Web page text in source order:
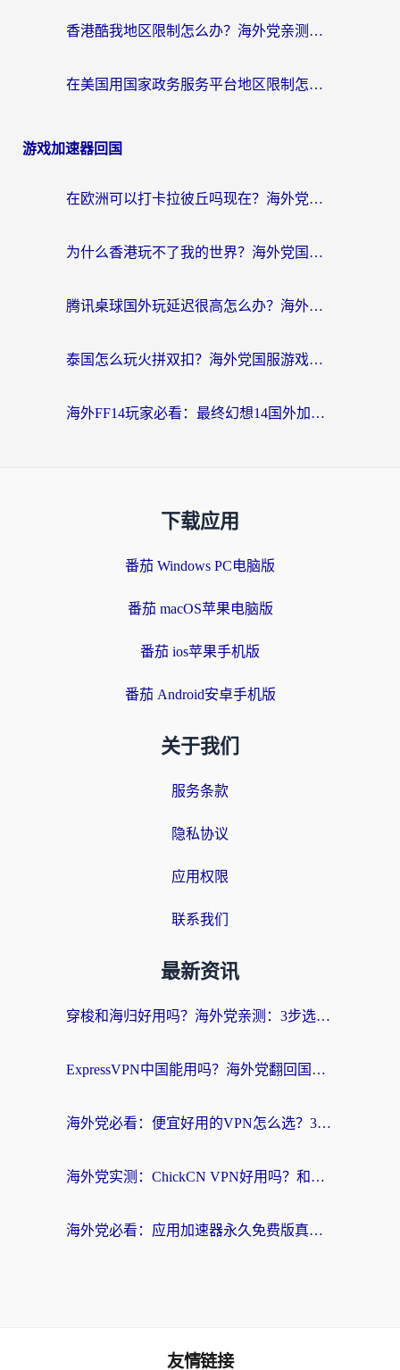
香港酷我地区限制怎么办？海外党亲测有效的回国加速方案来了
在美国用国家政务服务平台地区限制怎么办？海外华人必备的突破攻略（附追剧看片技巧）
游戏加速器回国
在欧洲可以打卡拉彼丘吗现在？海外党国服游戏加速器终极避坑指南
为什么香港玩不了我的世界？海外党国服游戏加速终极解决方案
腾讯桌球国外玩延迟很高怎么办？海外党亲测有效的国服游戏加速指南
泰国怎么玩火拼双扣？海外党国服游戏加速终极指南（附暗区突围植物大战僵尸实测）
海外FF14玩家必看：最终幻想14国外加速器下载安装全攻略+卡顿解决秘籍
下载应用
番茄 Windows PC电脑版
番茄 macOS苹果电脑版
番茄 ios苹果手机版
番茄 Android安卓手机版
关于我们
服务条款
隐私协议
应用权限
联系我们
最新资讯
穿梭和海归好用吗？海外党亲测：3步选对回国加速器，无缝刷国内剧玩手游
ExpressVPN中国能用吗？海外党翻回国内的加速器选择指南（附番茄加速器实测）
海外党必看：便宜好用的VPN怎么选？3步解决回国访问难题+Steam改区技巧
海外党实测：ChickCN VPN好用吗？和OurPlay VPN对比哪个回国效果更好？附避坑指南
海外党必看：应用加速器永久免费版真的靠谱吗？教你选对回国加速器无缝刷国内资源
友情链接